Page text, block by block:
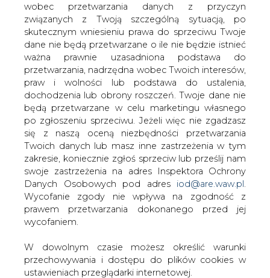
wobec przetwarzania danych z przyczyn
związanych z Twoją szczególną sytuacją, po
skutecznym wniesieniu prawa do sprzeciwu Twoje
dane nie będą przetwarzane o ile nie będzie istnieć
ważna prawnie uzasadniona podstawa do
przetwarzania, nadrzędna wobec Twoich interesów,
praw i wolności lub podstawa do ustalenia,
dochodzenia lub obrony roszczeń. Twoje dane nie
będą przetwarzane w celu marketingu własnego
po zgłoszeniu sprzeciwu. Jeżeli więc nie zgadzasz
się z naszą oceną niezbędności przetwarzania
Twoich danych lub masz inne zastrzeżenia w tym
zakresie, koniecznie zgłoś sprzeciw lub prześlij nam
swoje zastrzeżenia na adres Inspektora Ochrony
Danych Osobowych pod adres iod@are.waw.pl
Wycofanie zgody nie wpływa na zgodność z
prawem przetwarzania dokonanego przed jej
wycofaniem.
W dowolnym czasie możesz określić warunki
przechowywania i dostępu do plików cookies w
ustawieniach przeglądarki internetowej.
Polskie flagi w placówkach
dyplomatycznych RP na Białorusi
zostały w niedzielę opuszczone do
połowy masztu lub przepasane kirem w
związku z jednodniową żałobą
narodową ogłoszoną przez prezydenta
Andrzeja Dudę po śmierci 12 polskich
górników w Czechach.
Żałobę obchodzą wszystkie polskie placówki
dyplomatyczne na Białorusi - ambasada w Mińsku i
konsulaty w białoruskiej stolicy, Grodnie i Brześciu. Flaga
Polski przed ambasadą w Mińsku została opuszczona do
połowy masztu. Tam, gdzie nie ma masztu, flagi są
przepasane kirem.
Żałoba narodowa rozpoczęła się w niedzielę. Zarządził ją
prezydent Andrzej Duda w związku ze śmiercią 12
Polaków po wybuchu metanu w kopalni węgla
kamiennego CSM w Karwinie w czeskiej części Śląska
Cieszyńskiego.